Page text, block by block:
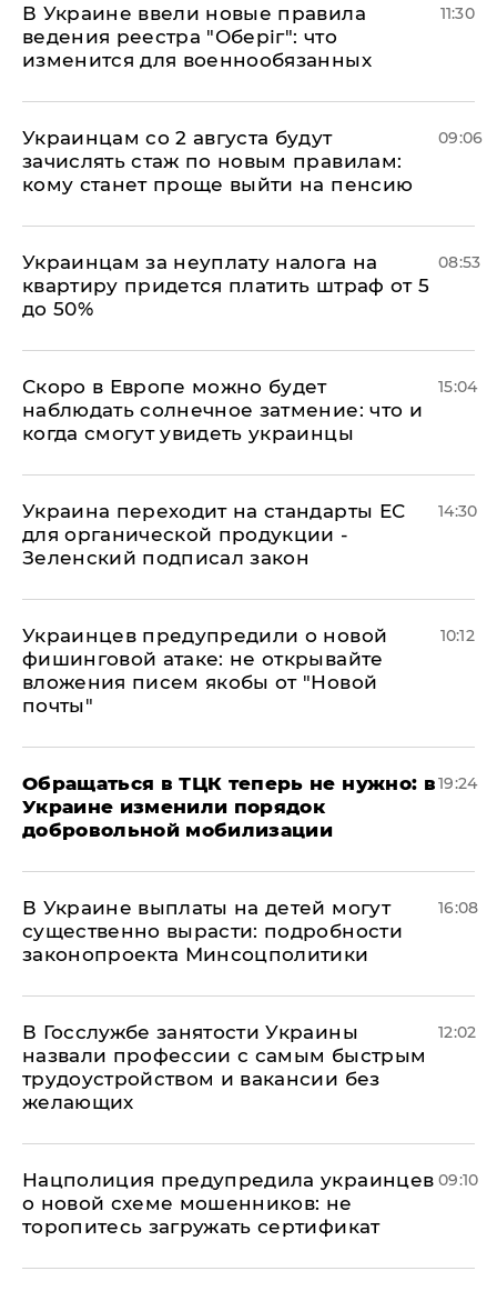
В Украине ввели новые правила
ведения реестра "Оберіг": что
изменится для военнообязанных
11:30
Украинцам со 2 августа будут
зачислять стаж по новым правилам:
кому станет проще выйти на пенсию
09:06
Украинцам за неуплату налога на
квартиру придется платить штраф от 5
до 50%
08:53
Скоро в Европе можно будет
наблюдать солнечное затмение: что и
когда смогут увидеть украинцы
15:04
Украина переходит на стандарты ЕС
для органической продукции -
Зеленский подписал закон
14:30
Украинцев предупредили о новой
фишинговой атаке: не открывайте
вложения писем якобы от "Новой
почты"
10:12
Обращаться в ТЦК теперь не нужно: в
Украине изменили порядок
добровольной мобилизации
19:24
В Украине выплаты на детей могут
существенно вырасти: подробности
законопроекта Минсоцполитики
16:08
В Госслужбе занятости Украины
назвали профессии с самым быстрым
трудоустройством и вакансии без
желающих
12:02
Нацполиция предупредила украинцев
о новой схеме мошенников: не
торопитесь загружать сертификат
09:10